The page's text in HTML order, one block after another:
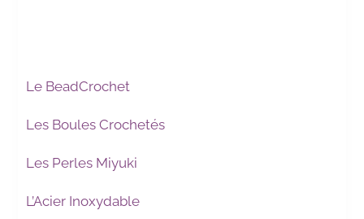
Le BeadCrochet
Les Boules Crochetés
Les Perles Miyuki
L’Acier Inoxydable